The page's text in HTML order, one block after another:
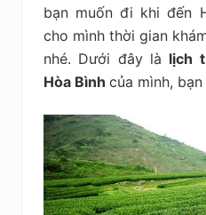
bạn muốn đi khi đến
cho mình thời gian
nhé. Dưới đây là lịch
Hòa Bình của mình,